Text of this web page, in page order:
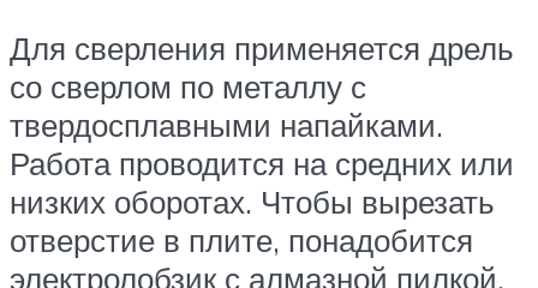
Для сверления применяется дрель
со сверлом по металлу с
твердосплавными напайками.
Работа проводится на средних или
низких оборотах. Чтобы вырезать
отверстие в плите, понадобится
электролобзик с алмазной пилкой.